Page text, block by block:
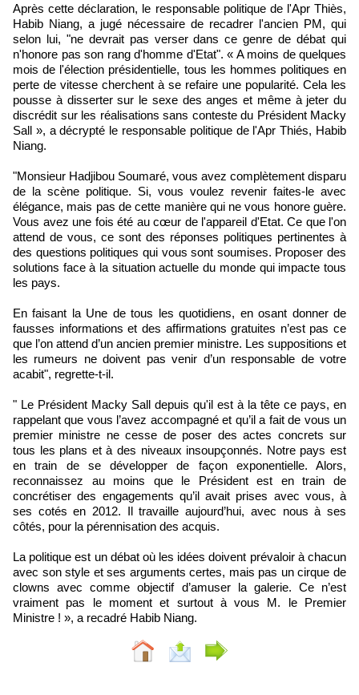
Après cette déclaration, le responsable politique de l'Apr Thiès,
Habib Niang, a jugé nécessaire de recadrer l'ancien PM, qui
selon lui, "ne devrait pas verser dans ce genre de débat qui
n'honore pas son rang d'homme d'Etat". « A moins de quelques
mois de l'élection présidentielle, tous les hommes politiques en
perte de vitesse cherchent à se refaire une popularité. Cela les
pousse à disserter sur le sexe des anges et même à jeter du
discrédit sur les réalisations sans conteste du Président Macky
Sall », a décrypté le responsable politique de l'Apr Thiés, Habib
Niang.
"Monsieur Hadjibou Soumaré, vous avez complètement disparu
de la scène politique. Si, vous voulez revenir faites-le avec
élégance, mais pas de cette manière qui ne vous honore guère.
Vous avez une fois été au cœur de l'appareil d'Etat. Ce que l'on
attend de vous, ce sont des réponses politiques pertinentes à
des questions politiques qui vous sont soumises. Proposer des
solutions face à la situation actuelle du monde qui impacte tous
les pays.
En faisant la Une de tous les quotidiens, en osant donner de
fausses informations et des affirmations gratuites n’est pas ce
que l’on attend d’un ancien premier ministre. Les suppositions et
les rumeurs ne doivent pas venir d’un responsable de votre
acabit", regrette-t-il.
" Le Président Macky Sall depuis qu'il est à la tête ce pays, en
rappelant que vous l’avez accompagné et qu’il a fait de vous un
premier ministre ne cesse de poser des actes concrets sur
tous les plans et à des niveaux insoupçonnés. Notre pays est
en train de se développer de façon exponentielle. Alors,
reconnaissez au moins que le Président est en train de
concrétiser des engagements qu’il avait prises avec vous, à
ses cotés en 2012. Il travaille aujourd’hui, avec nous à ses
côtés, pour la pérennisation des acquis.
La politique est un débat où les idées doivent prévaloir à chacun
avec son style et ses arguments certes, mais pas un cirque de
clowns avec comme objectif d’amuser la galerie. Ce n’est
vraiment pas le moment et surtout à vous M. le Premier
Ministre ! », a recadré Habib Niang.